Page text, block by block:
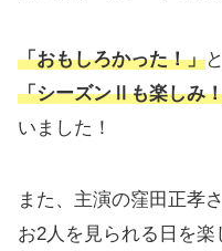
「おもしろかった！」
「シーズンⅡも楽しみ
いました！
また、主演の窪田正孝
お2人を見られる日を